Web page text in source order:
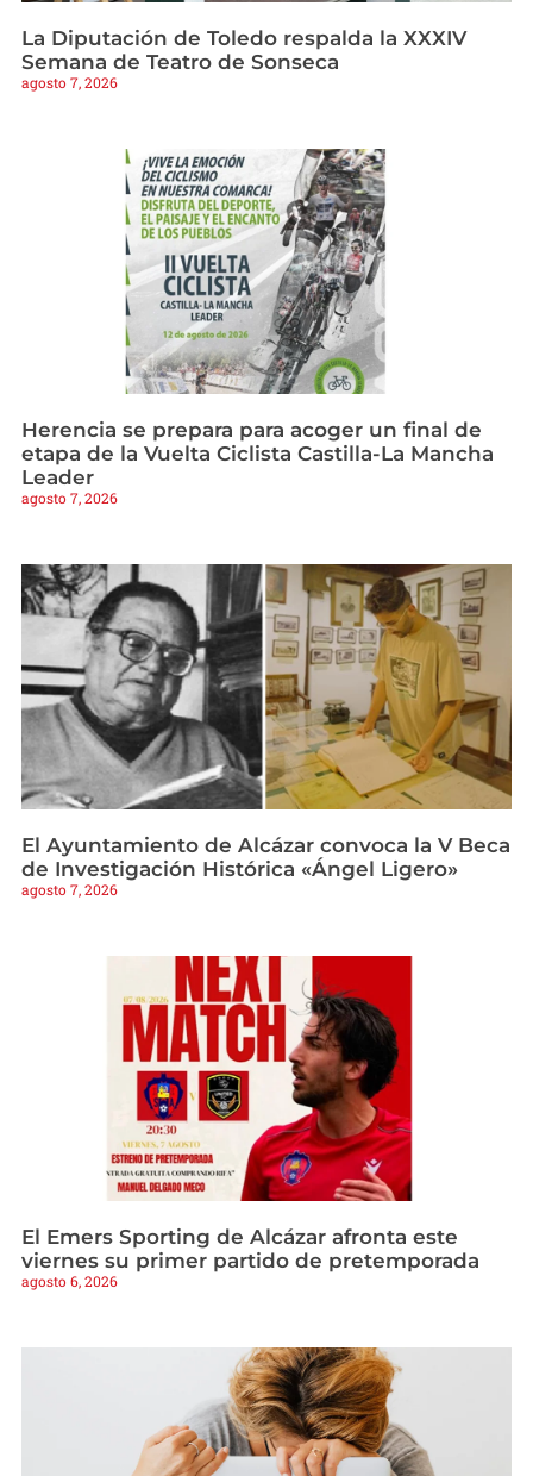
La Diputación de Toledo respalda la XXXIV
Semana de Teatro de Sonseca
agosto 7, 2026
Herencia se prepara para acoger un final de
etapa de la Vuelta Ciclista Castilla-La Mancha
Leader
agosto 7, 2026
El Ayuntamiento de Alcázar convoca la V Beca
de Investigación Histórica «Ángel Ligero»
agosto 7, 2026
El Emers Sporting de Alcázar afronta este
viernes su primer partido de pretemporada
agosto 6, 2026